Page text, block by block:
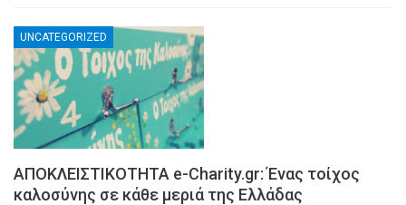
UNCATEGORIZED
ΑΠΟΚΛΕΙΣΤΙΚΟΤΗΤΑ e-Charity.gr: Ένας τοίχος
καλοσύνης σε κάθε μεριά της Ελλάδας